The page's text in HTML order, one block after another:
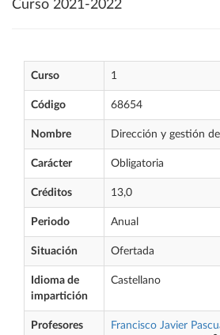
Curso 2021-2022
Curso 1
Código 68654
Nombre Dirección y gestión
Carácter Obligatoria
Créditos 13,0
Periodo Anual
Situación Ofertada
Idioma de
impartición
Castellano
Profesores Francisco Javier